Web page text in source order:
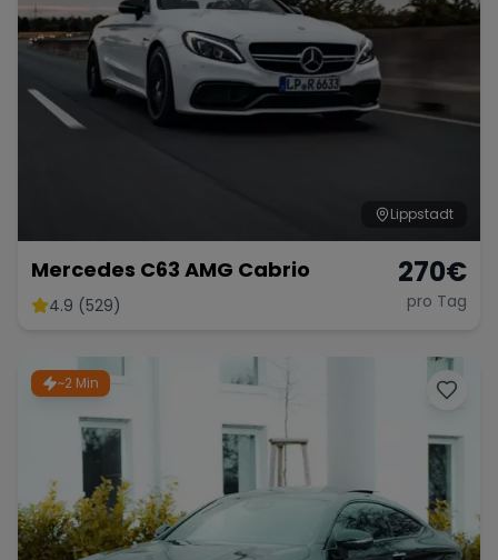
Lippstadt
Mercedes C63 AMG Cabrio
4.9 (529)
270€
pro Tag
~2 Min